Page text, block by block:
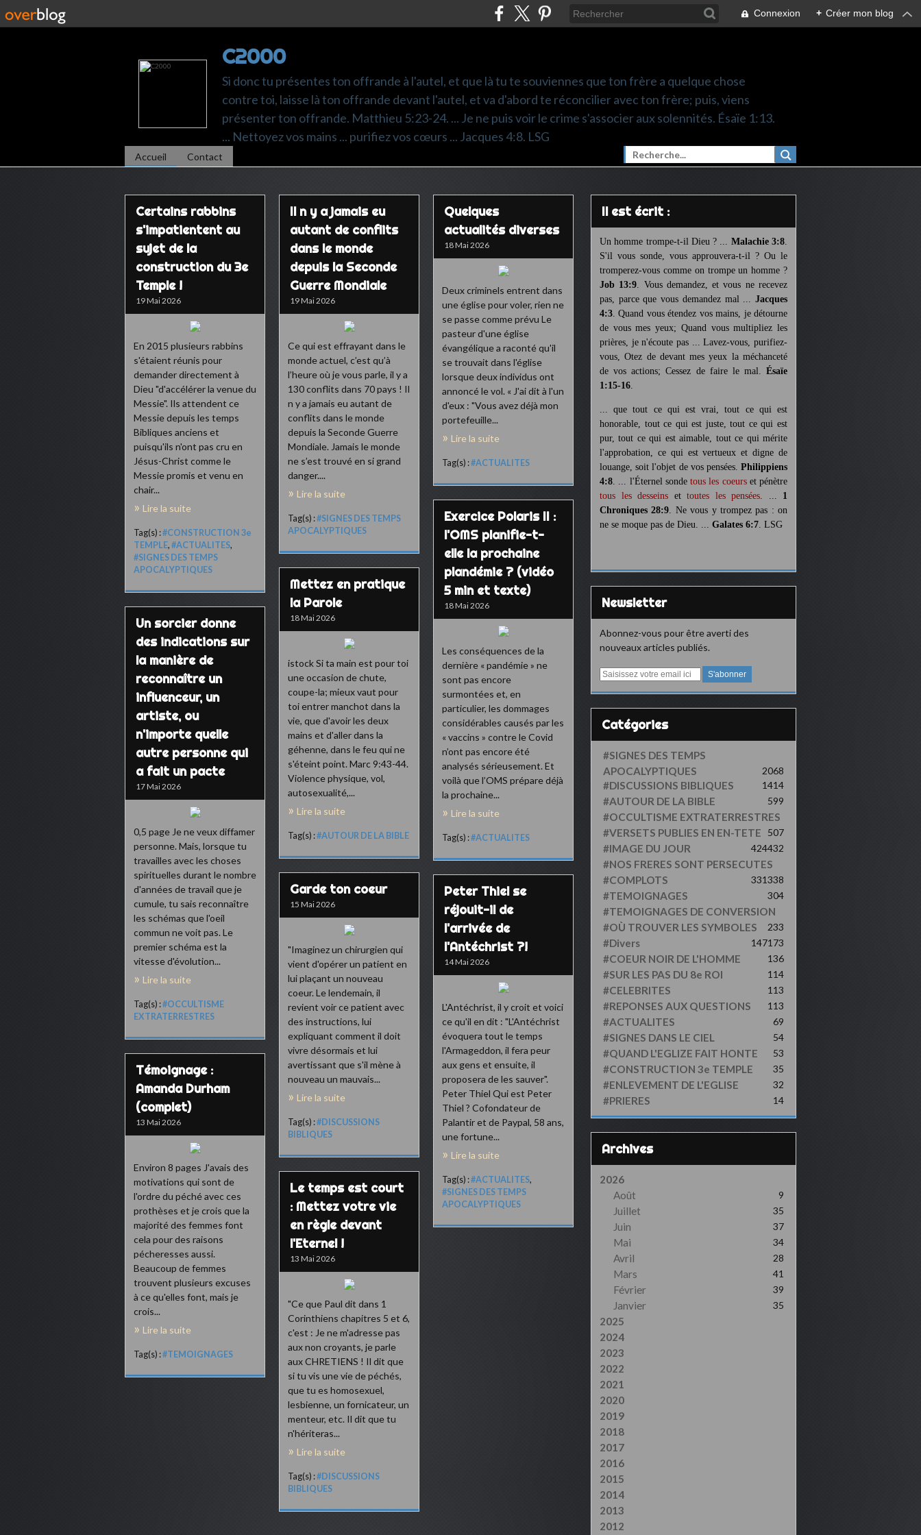
Connexion + Créer mon blog
C2000
Si donc tu présentes ton offrande à l'autel, et que là tu te souviennes que ton frère a quelque chose
contre toi, laisse là ton offrande devant l'autel, et va d'abord te réconcilier avec ton frère; puis, viens
présenter ton offrande. Matthieu 5:23-24. ... Je ne puis voir le crime s'associer aux solennités. Ésaïe 1:13.
... Nettoyez vos mains ... purifiez vos cœurs ... Jacques 4:8. LSG
Accueil Contact
Certains rabbins
s'impatientent au
sujet de la
construction du 3e
Temple !
19 Mai 2026
En 2015 plusieurs rabbins
s'étaient réunis pour
demander directement à
Dieu "d'accélérer la venue du
Messie". Ils attendent ce
Messie depuis les temps
Bibliques anciens et
puisqu'ils n'ont pas cru en
Jésus-Christ comme le
Messie promis et venu en
chair...
Lire la suite
Tag(s) :#CONSTRUCTION 3e
TEMPLE, #ACTUALITES,
#SIGNES DES TEMPS
APOCALYPTIQUES
Il n y a jamais eu
autant de conflits
dans le monde
depuis la Seconde
Guerre Mondiale
19 Mai 2026
Ce qui est effrayant dans le
monde actuel, c’est qu’à
l’heure où je vous parle, il y a
130 conflits dans 70 pays ! Il
n y a jamais eu autant de
conflits dans le monde
depuis la Seconde Guerre
Mondiale. Jamais le monde
ne s’est trouvé en si grand
danger....
Lire la suite
Tag(s) :#SIGNES DES TEMPS
APOCALYPTIQUES
Quelques
actualités diverses
18 Mai 2026
Deux criminels entrent dans
une église pour voler, rien ne
se passe comme prévu Le
pasteur d'une église
évangélique a raconté qu'il
se trouvait dans l'église
lorsque deux individus ont
annoncé le vol. « J'ai dit à l'un
d'eux : "Vous avez déjà mon
portefeuille...
Lire la suite
Tag(s) :#ACTUALITES
Exercice Polaris II :
l'OMS planifie-t-
elle la prochaine
plandémie ? (vidéo
5 min et texte)
18 Mai 2026
Les conséquences de la
dernière « pandémie » ne
sont pas encore
surmontées et, en
particulier, les dommages
considérables causés par les
« vaccins » contre le Covid
n’ont pas encore été
analysés sérieusement. Et
voilà que l’OMS prépare déjà
la prochaine...
Lire la suite
Tag(s) :#ACTUALITES
Mettez en pratique
la Parole
18 Mai 2026
istock Si ta main est pour toi
une occasion de chute,
coupe-la; mieux vaut pour
toi entrer manchot dans la
vie, que d'avoir les deux
mains et d'aller dans la
géhenne, dans le feu qui ne
s'éteint point. Marc 9:43-44.
Violence physique, vol,
autosexualité,...
Lire la suite
Tag(s) :#AUTOUR DE LA BIBLE
Un sorcier donne
des indications sur
la manière de
reconnaître un
influenceur, un
artiste, ou
n'importe quelle
autre personne qui
a fait un pacte
17 Mai 2026
0,5 page Je ne veux diffamer
personne. Mais, lorsque tu
travailles avec les choses
spirituelles durant le nombre
d'années de travail que je
cumule, tu sais reconnaître
les schémas que l'oeil
commun ne voit pas. Le
premier schéma est la
vitesse d'évolution...
Lire la suite
Tag(s) :#OCCULTISME
EXTRATERRESTRES
Garde ton coeur
15 Mai 2026
"Imaginez un chirurgien qui
vient d'opérer un patient en
lui plaçant un nouveau
coeur. Le lendemain, il
revient voir ce patient avec
des instructions, lui
expliquant comment il doit
vivre désormais et lui
avertissant que s'il mène à
nouveau un mauvais...
Lire la suite
Tag(s) :#DISCUSSIONS
BIBLIQUES
Peter Thiel se
réjouit-il de
l'arrivée de
l'Antéchrist ?!
14 Mai 2026
L'Antéchrist, il y croit et voici
ce qu'il en dit : "L'Antéchrist
évoquera tout le temps
l'Armageddon, il fera peur
aux gens et ensuite, il
proposera de les sauver".
Peter Thiel Qui est Peter
Thiel ? Cofondateur de
Palantir et de Paypal, 58 ans,
une fortune...
Lire la suite
Tag(s) :#ACTUALITES,
#SIGNES DES TEMPS
APOCALYPTIQUES
Témoignage :
Amanda Durham
(complet)
13 Mai 2026
Environ 8 pages J'avais des
motivations qui sont de
l'ordre du péché avec ces
prothèses et je crois que la
majorité des femmes font
cela pour des raisons
pécheresses aussi.
Beaucoup de femmes
trouvent plusieurs excuses
à ce qu'elles font, mais je
crois...
Lire la suite
Tag(s) :#TEMOIGNAGES
Le temps est court
: Mettez votre vie
en règle devant
l'Eternel !
13 Mai 2026
"Ce que Paul dit dans 1
Corinthiens chapitres 5 et 6,
c'est : Je ne m'adresse pas
aux non croyants, je parle
aux CHRETIENS ! Il dit que
si tu vis une vie de péchés,
que tu es homosexuel,
lesbienne, un fornicateur, un
menteur, etc. Il dit que tu
n'hériteras...
Lire la suite
Tag(s) :#DISCUSSIONS
BIBLIQUES
Il est écrit :
Un homme trompe-t-il Dieu ? ... Malachie 3:8.
S'il vous sonde, vous approuvera-t-il ? Ou le
tromperez-vous comme on trompe un homme ?
Job 13:9. Vous demandez, et vous ne recevez
pas, parce que vous demandez mal ... Jacques
4:3. Quand vous étendez vos mains, je détourne
de vous mes yeux; Quand vous multipliez les
prières, je n'écoute pas ... Lavez-vous, purifiez-
vous, Otez de devant mes yeux la méchanceté
de vos actions; Cessez de faire le mal. Ésaïe
1:15-16.
... que tout ce qui est vrai, tout ce qui est
honorable, tout ce qui est juste, tout ce qui est
pur, tout ce qui est aimable, tout ce qui mérite
l'approbation, ce qui est vertueux et digne de
louange, soit l'objet de vos pensées. Philippiens
4:8. ... l'Éternel sonde tous les coeurset pénètre
tous les desseins et toutes les pensées. ... 1
Chroniques 28:9. Ne vous y trompez pas : on
ne se moque pas de Dieu. ... Galates 6:7. LSG
Newsletter
Abonnez-vous pour être averti des
nouveaux articles publiés.
E
a
i
Catégories
#SIGNES DES TEMPS
APOCALYPTIQUES 2068
#DISCUSSIONS BIBLIQUES 1414
#AUTOUR DE LA BIBLE 599
#OCCULTISME EXTRATERRESTRES
507
#VERSETS PUBLIES EN EN-TETE
432
#IMAGE DU JOUR 424
#NOS FRERES SONT PERSECUTES
338
#COMPLOTS 331
#TEMOIGNAGES 304
#TEMOIGNAGES DE CONVERSION
233
#OÙ TROUVER LES SYMBOLES
173
#Divers 147
#COEUR NOIR DE L'HOMME 136
#SUR LES PAS DU 8e ROI 114
#CELEBRITES 113
#REPONSES AUX QUESTIONS 113
#ACTUALITES 69
#SIGNES DANS LE CIEL 54
#QUAND L'EGLIZE FAIT HONTE 53
#CONSTRUCTION 3e TEMPLE 35
#ENLEVEMENT DE L'EGLISE 32
#PRIERES 14
Archives
2026
Août
9
Juillet 35
Juin 37
Mai 34
Avril 28
Mars 41
Février 39
Janvier 35
2025
2024
2023
2022
2021
2020
2019
2018
2017
2016
2015
2014
2013
2012